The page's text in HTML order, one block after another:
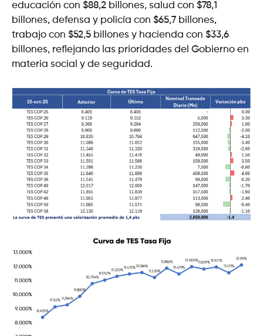
educación con $88,2 billones, salud con $78,1
billones, defensa y policía con $65,7 billones,
trabajo con $52,5 billones y hacienda con $33,6
billones, reflejando las prioridades del Gobierno en
materia social y de seguridad.